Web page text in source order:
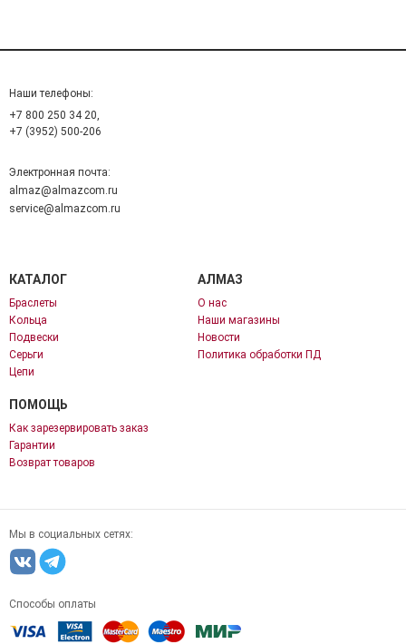
Наши телефоны:
+7 800 250 34 20,
+7 (3952) 500-206
Электронная почта:
almaz@almazcom.ru
service@almazcom.ru
КАТАЛОГ
Браслеты
Кольца
Подвески
Серьги
Цепи
АЛМАЗ
О нас
Наши магазины
Новости
Политика обработки ПД
ПОМОЩЬ
Как зарезервировать заказ
Гарантии
Возврат товаров
Мы в социальных сетях:
Способы оплаты